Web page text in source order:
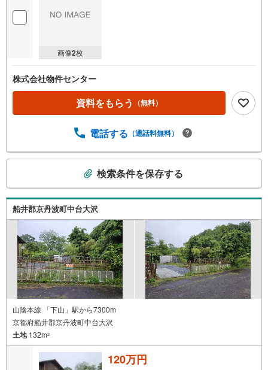
画像2枚
株式会社物件センター
資料をもらう （無料）
電話する （通話料無料）
検
索
条
受
け
取
る
・
検索条件を保存する
船井郡京丹波町中台大沢
山陰本線 「下山」駅から7300m
京都府船井郡京丹波町中台大沢
土地132m2
120万円